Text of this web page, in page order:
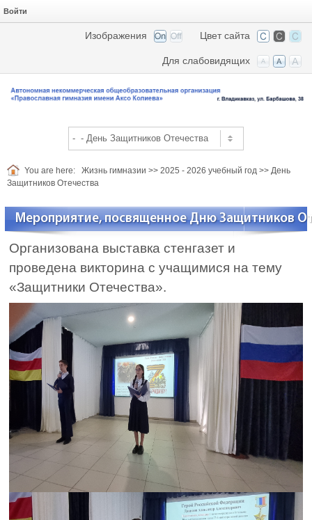
Войти
Цвет сайта
Изображения
Для слабовидящих
You are here: Жизнь гимназии >> 2025 - 2026 учебный год >> День
Защитников Отечества
Мероприятие, посвященное Дню Защитников
Организована выставка стенгазет и
проведена викторина с учащимися на тему
«Защитники Отечества».